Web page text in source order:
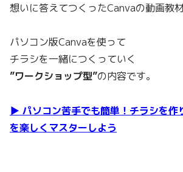
想いに答えてつくったCanvaの動画教材
パソコン版Canvaを使って
チラシを一緒につくっていく
”ワークショップ型”の内容です。
▶ パソコン苦手でも簡単！チラシを作
を楽しくマスターしよう